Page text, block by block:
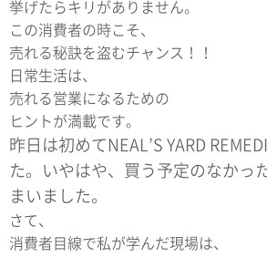
挙げたらキリがありません。
この消費者の時こそ、
売れる秘訣を盗むチャンス！！
日常生活は、
売れる営業になるための
ヒントが満載です。
昨日は初めてNEAL’S YARD
た。いやはや、買う予定のなかっ
まいました。
さて、
消費者目線で私が学んだ現場は、